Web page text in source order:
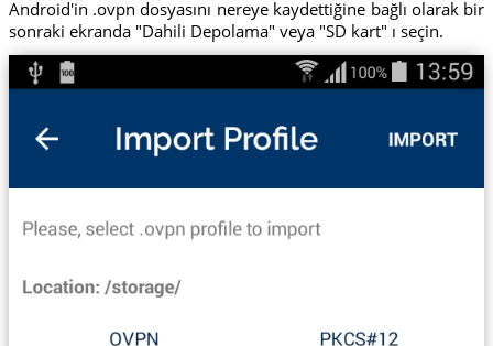
Android'in .ovpn dosyasını nereye kaydettiğine bağlı olarak bir
sonraki ekranda "Dahili Depolama" veya "SD kart" ı seçin.